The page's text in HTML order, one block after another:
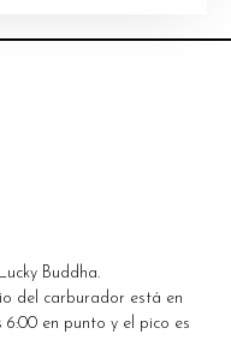
Buddha.
del carburador está en
en punto y el pico es